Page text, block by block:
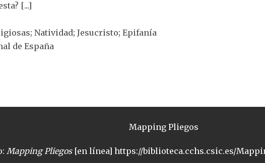
[...]
Natividad; Jesucristo; Epifanía
de España
Mapping Pliegos
Mapping Pliegos[en línea] https://biblioteca.cchs.csic.es/